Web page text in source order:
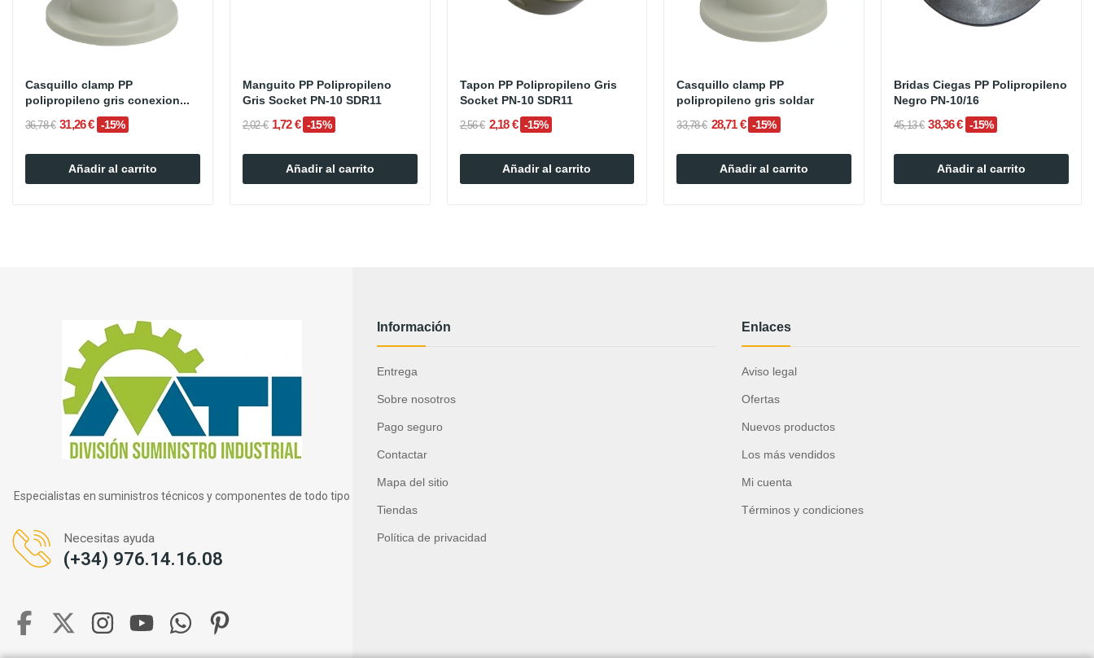
Casquillo clamp PP
polipropileno gris conexion...
36,78 € 31,26 € -15%
Añadir al carrito
Manguito PP Polipropileno
Gris Socket PN-10 SDR11
2,02 € 1,72 € -15%
Añadir al carrito
Tapon PP Polipropileno Gris
Socket PN-10 SDR11
2,56 € 2,18 € -15%
Añadir al carrito
Casquillo clamp PP
polipropileno gris soldar
33,78 € 28,71 € -15%
Añadir al carrito
Bridas Ciegas PP Polipropileno
Negro PN-10/16
45,13 € 38,36 € -15%
Añadir al carrito
Especialistas en suministros técnicos y componentes de todo tipo
Necesitas ayuda
(+34) 976.14.16.08
Información
Entrega
Sobre nosotros
Pago seguro
Contactar
Mapa del sitio
Tiendas
Política de privacidad
Enlaces
Aviso legal
Ofertas
Nuevos productos
Los más vendidos
Mi cuenta
Términos y condiciones